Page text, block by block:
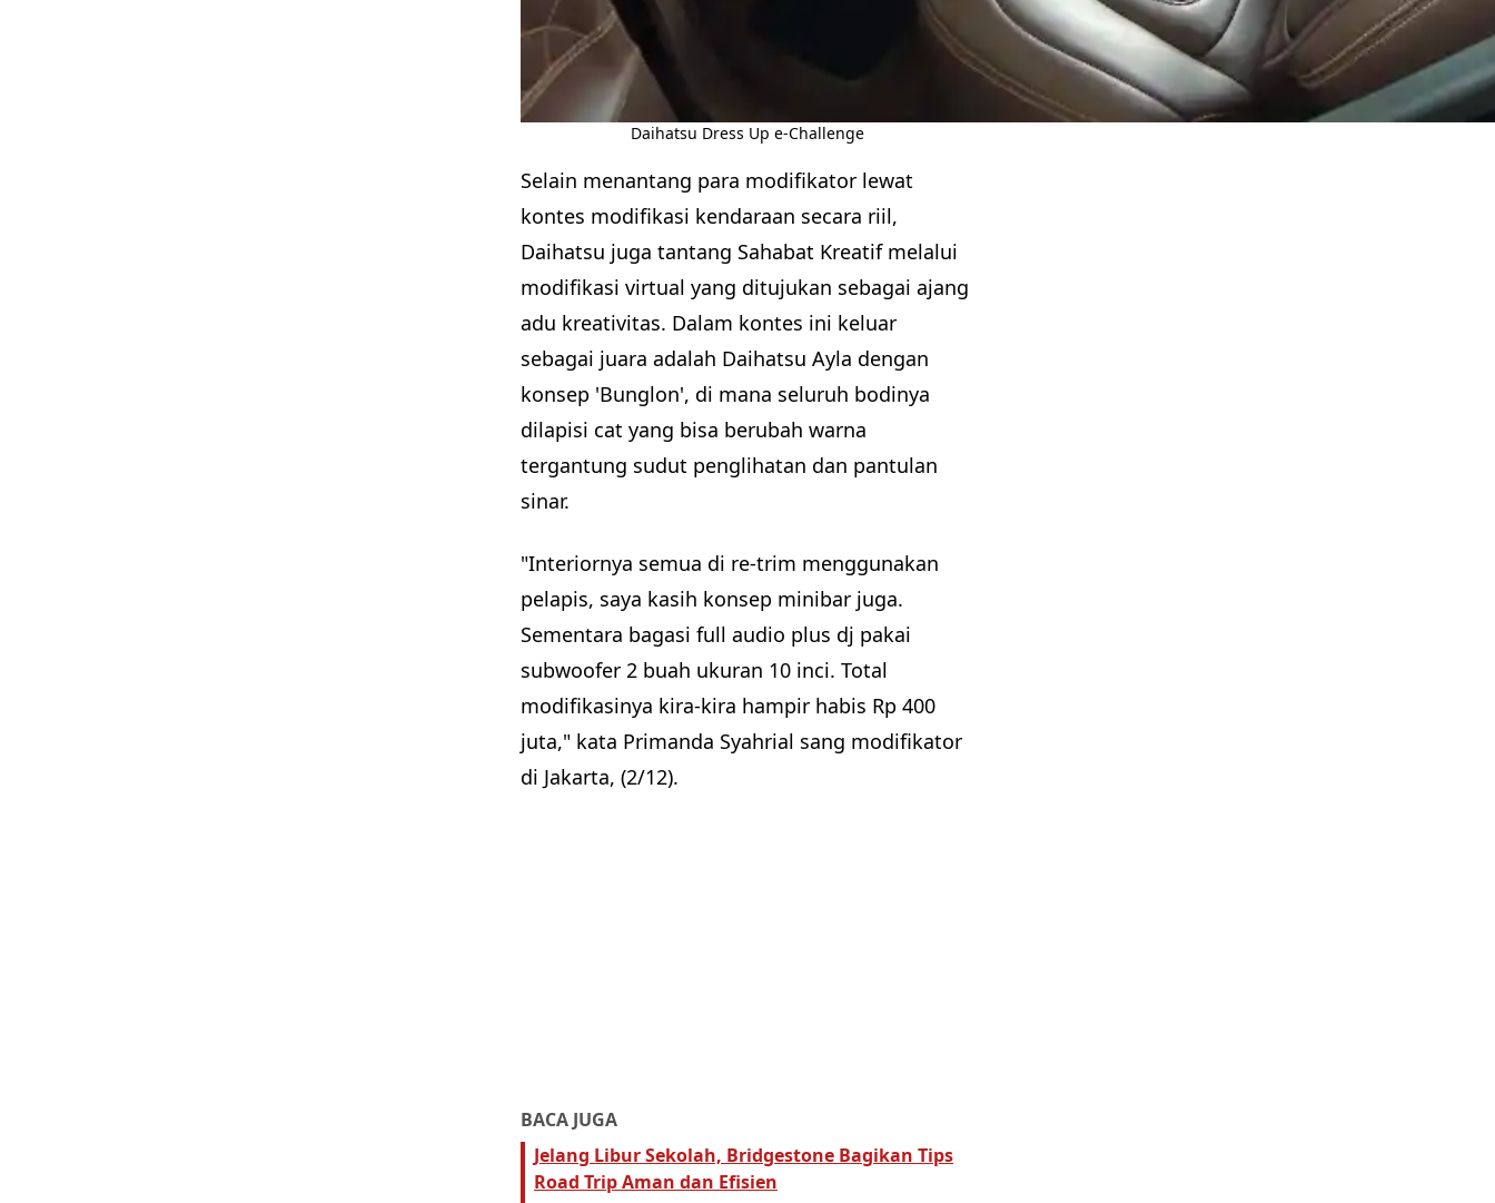
Daihatsu Dress Up e-Challenge
Selain menantang para modifikator lewat
kontes modifikasi kendaraan secara riil,
Daihatsu juga tantang Sahabat Kreatif melalui
modifikasi virtual yang ditujukan sebagai ajang
adu kreativitas. Dalam kontes ini keluar
sebagai juara adalah Daihatsu Ayla dengan
konsep 'Bunglon', di mana seluruh bodinya
dilapisi cat yang bisa berubah warna
tergantung sudut penglihatan dan pantulan
sinar.
"Interiornya semua di re-trim menggunakan
pelapis, saya kasih konsep minibar juga.
Sementara bagasi full audio plus dj pakai
subwoofer 2 buah ukuran 10 inci. Total
modifikasinya kira-kira hampir habis Rp 400
juta," kata Primanda Syahrial sang modifikator
di Jakarta, (2/12).
BACA JUGA
Jelang Libur Sekolah, Bridgestone Bagikan Tips
Road Trip Aman dan Efisien